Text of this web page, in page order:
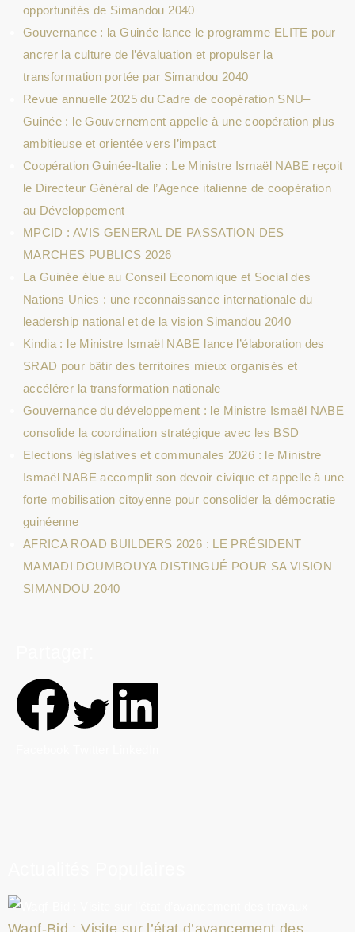
opportunités de Simandou 2040
Gouvernance : la Guinée lance le programme ELITE pour
ancrer la culture de l’évaluation et propulser la
transformation portée par Simandou 2040
Revue annuelle 2025 du Cadre de coopération SNU–
Guinée : le Gouvernement appelle à une coopération plus
ambitieuse et orientée vers l’impact
Coopération Guinée-Italie : Le Ministre Ismaël NABE reçoit
le Directeur Général de l’Agence italienne de coopération
au Développement
MPCID : AVIS GENERAL DE PASSATION DES
MARCHES PUBLICS 2026
La Guinée élue au Conseil Economique et Social des
Nations Unies : une reconnaissance internationale du
leadership national et de la vision Simandou 2040
Kindia : le Ministre Ismaël NABE lance l’élaboration des
SRAD pour bâtir des territoires mieux organisés et
accélérer la transformation nationale
Gouvernance du développement : le Ministre Ismaël NABE
consolide la coordination stratégique avec les BSD
Elections législatives et communales 2026 : le Ministre
Ismaël NABE accomplit son devoir civique et appelle à une
forte mobilisation citoyenne pour consolider la démocratie
guinéenne
AFRICA ROAD BUILDERS 2026 : LE PRÉSIDENT
MAMADI DOUMBOUYA DISTINGUÉ POUR SA VISION
SIMANDOU 2040